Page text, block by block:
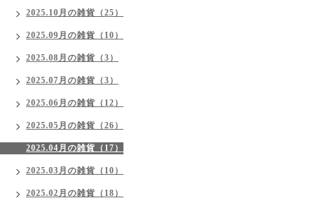
2025.10月の雑貨（25）
2025.09月の雑貨（10）
2025.08月の雑貨（3）
2025.07月の雑貨（3）
2025.06月の雑貨（12）
2025.05月の雑貨（26）
2025.04月の雑貨（17）
2025.03月の雑貨（10）
2025.02月の雑貨（18）